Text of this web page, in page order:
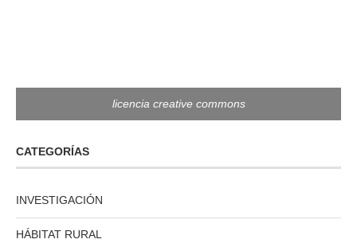
licencia creative commons
CATEGORÍAS
INVESTIGACIÓN
HÁBITAT RURAL